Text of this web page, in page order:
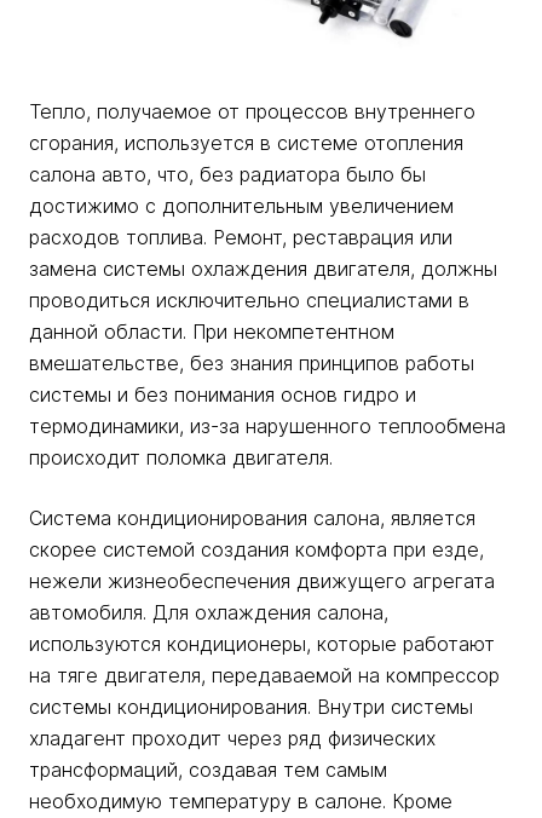
Тепло, получаемое от процессов внутреннего
сгорания, используется в системе отопления
салона авто, что, без радиатора было бы
достижимо с дополнительным увеличением
расходов топлива. Ремонт, реставрация или
замена системы охлаждения двигателя, должны
проводиться исключительно специалистами в
данной области. При некомпетентном
вмешательстве, без знания принципов работы
системы и без понимания основ гидро и
термодинамики, из-за нарушенного теплообмена
происходит поломка двигателя.
Система кондиционирования салона, является
скорее системой создания комфорта при езде,
нежели жизнеобеспечения движущего агрегата
автомобиля. Для охлаждения салона,
используются кондиционеры, которые работают
на тяге двигателя, передаваемой на компрессор
системы кондиционирования. Внутри системы
хладагент проходит через ряд физических
трансформаций, создавая тем самым
необходимую температуру в салоне. Кроме